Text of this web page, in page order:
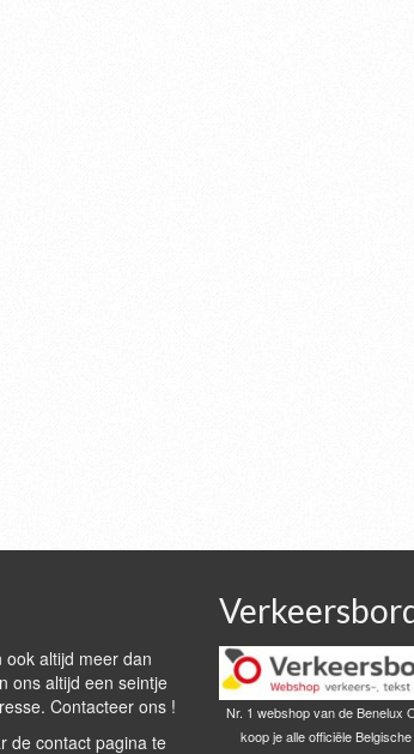
altijd meer dan
ons altijd een seintje
Contacteer ons !
de contact pagina te
Nr. 1 webshop van de Benelux
koop je alle officiële